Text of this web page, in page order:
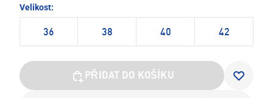
Velikost:
36 38 40 42
PŘIDAT DO KOŠÍKU